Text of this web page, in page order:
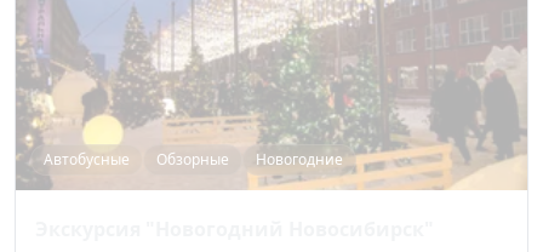
Автобусные Обзорные Новогодние